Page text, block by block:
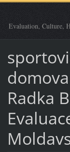
Evaluation, Culture,
Radka